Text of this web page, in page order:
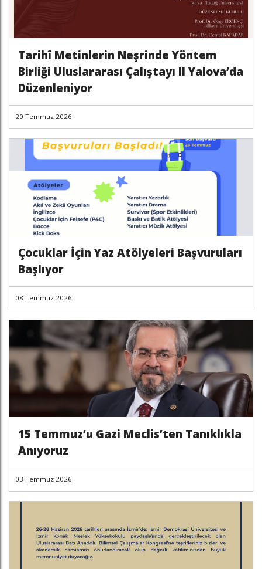
Tarihî Metinlerin Neşrinde Yöntem
Birliği Uluslararası Çalıştayı II Yalova’da
Düzenleniyor
20 Temmuz 2026
Çocuklar İçin Yaz Atölyeleri Başvuruları
Başlıyor
08 Temmuz 2026
15 Temmuz’u Gazi Meclis’ten Tanıklıkla
Anıyoruz
03 Temmuz 2026